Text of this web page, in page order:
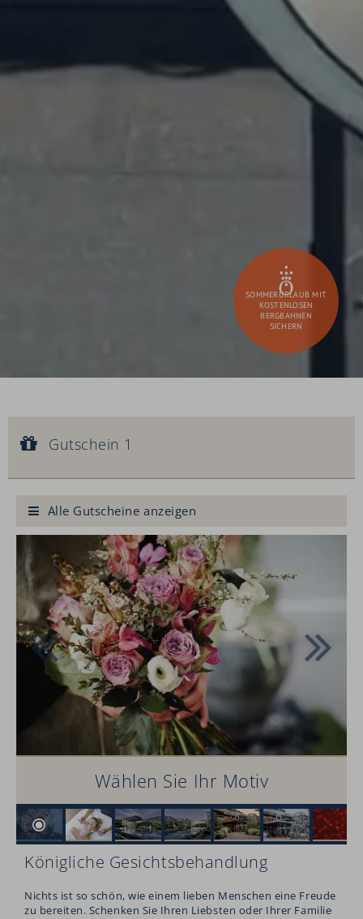
SOMMERURLAUB MIT
KOSTENLOSEN
BERGBAHNEN
SICHERN
Gutscheinwert:
Gutschein 1
Alle Gutscheine anzeigen
Wählen Sie Ihr Motiv
Königliche Gesichtsbehandlung
Nichts ist so schön, wie einem lieben Menschen eine Freude
zu bereiten. Schenken Sie Ihren Liebsten oder Ihrer Familie